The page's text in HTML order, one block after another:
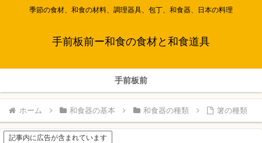
季節の食材、和食の材料、調理器具、包丁、和食器、日本の料理
手前板前ー和食の食材と和食道具
手前板前
ホーム 和食器の基本 和食器の種類 箸の種類
記事内に広告が含まれています